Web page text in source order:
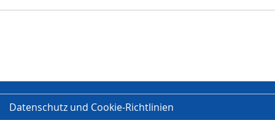
Datenschutz und Cookie-Richtlinien